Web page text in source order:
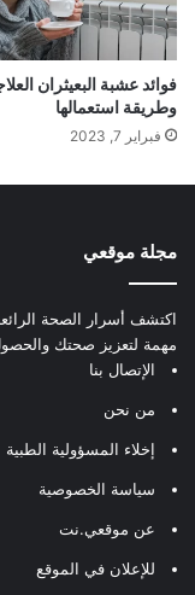
فوائد عشبة البعيثران
وطريقة استعمالها
فبراير 7, 2023
مجلة موقعي
اكتشف أسرار الصحة
مهمة لتعزيز صحتك
الإتصال بنا
من نحن
إخلاء المسؤولية الطبية
سياسة الخصوصية
عن موقعي.نت
للإعلان في الموقع